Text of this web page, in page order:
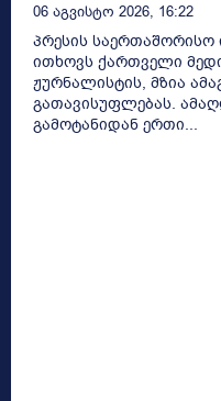
06 Აგვისტო 2026, 16:22
პრესის საერთაშორისო
ითხოვს ქართველი
ჟურნალისტის, მზია
გათავისუფლებას.
გამოტანიდან ერთი...